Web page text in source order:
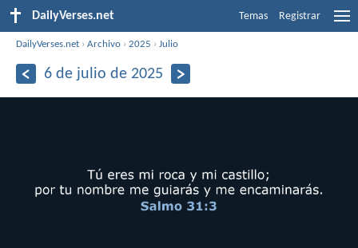
DailyVerses.net Temas Registrar
DailyVerses.net ›Archivo ›2025 ›Julio
6 de julio de 2025